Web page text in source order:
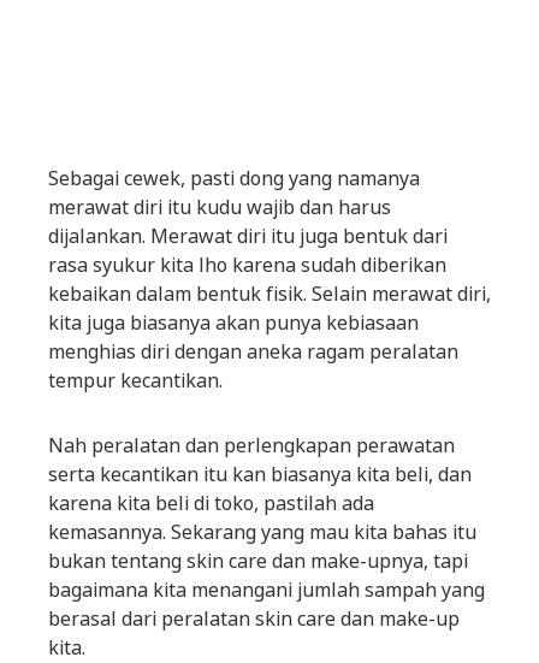
Sebagai cewek, pasti dong yang namanya
merawat diri itu kudu wajib dan harus
dijalankan. Merawat diri itu juga bentuk dari
rasa syukur kita lho karena sudah diberikan
kebaikan dalam bentuk fisik. Selain merawat diri,
kita juga biasanya akan punya kebiasaan
menghias diri dengan aneka ragam peralatan
tempur kecantikan.
Nah peralatan dan perlengkapan perawatan
serta kecantikan itu kan biasanya kita beli, dan
karena kita beli di toko, pastilah ada
kemasannya. Sekarang yang mau kita bahas itu
bukan tentang skin care dan make-upnya, tapi
bagaimana kita menangani jumlah sampah yang
berasal dari peralatan skin care dan make-up
kita.